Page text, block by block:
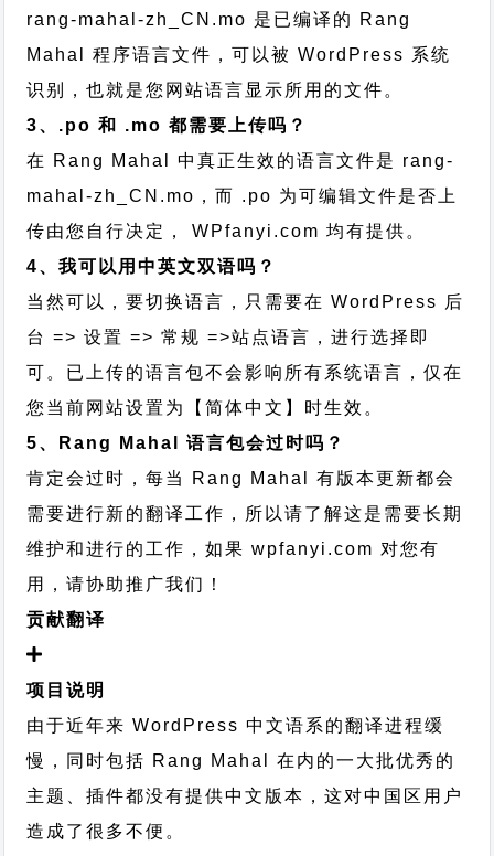
rang-mahal-zh_CN.mo 是已编译的 Rang
Mahal 程序语言文件，可以被 WordPress 系统
识别，也就是您网站语言显示所用的文件。
3、.po 和 .mo 都需要上传吗？
在 Rang Mahal 中真正生效的语言文件是 rang-
mahal-zh_CN.mo，而 .po 为可编辑文件是否上
传由您自行决定， WPfanyi.com 均有提供。
4、我可以用中英文双语吗？
当然可以，要切换语言，只需要在 WordPress 后
台 => 设置 => 常规 =>站点语言，进行选择即
可。已上传的语言包不会影响所有系统语言，仅在
您当前网站设置为【简体中文】时生效。
5、Rang Mahal 语言包会过时吗？
肯定会过时，每当 Rang Mahal 有版本更新都会
需要进行新的翻译工作，所以请了解这是需要长期
维护和进行的工作，如果 wpfanyi.com 对您有
用，请协助推广我们！
贡献翻译
项目说明
由于近年来 WordPress 中文语系的翻译进程缓
慢，同时包括 Rang Mahal 在内的一大批优秀的
主题、插件都没有提供中文版本，这对中国区用户
造成了很多不便。